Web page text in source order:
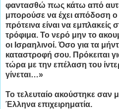
φαντασθώ πως κάτω από
μπορούσε να έχει απόδοση
πρότεινα είναι να εμπλακείς
τρόφιμα. Το νερό μην το
οι Ισραηλινοί. Όσο για τα
καταστροφή σου. Πρόκειται
τώρα με την επέλαση του
γίνεται…»
Το τελευταίο ακούστηκε σαν
Έλληνα επιχειρηματία.